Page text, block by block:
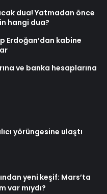
dua! Yatmadan önce
hangi dua?
Erdoğan’dan kabine
ve banka hesaplarına
yörüngesine ulaştı
yeni keşif: Mars’ta
var mıydı?